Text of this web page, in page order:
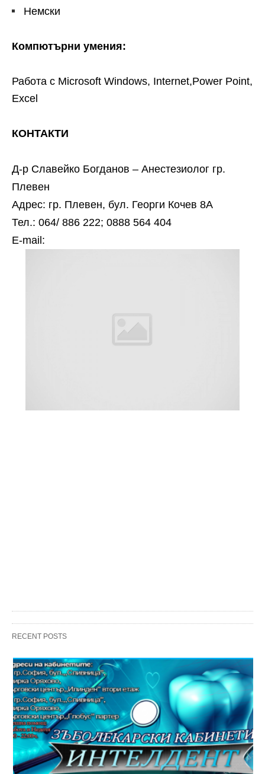
Немски
Компютърни умения:
Работа с Microsoft Windows, Internet,Pоwer Point,
Excel
КОНТАКТИ
Д-р Славейко Богданов – Анестезиолог гр.
Плевен
Адрес: гр. Плевен, бул. Георги Кочев 8А
Тел.: 064/ 886 222; 0888 564 404
Е-mail:
RECENT POSTS